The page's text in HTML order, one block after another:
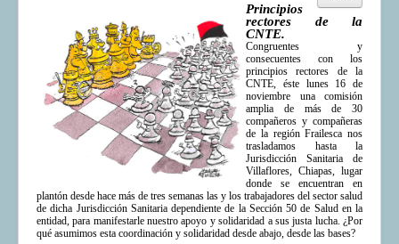
Principios
rectores de la
CNTE.
Congruentes y
consecuentes con los
principios rectores de la
CNTE, éste lunes 16 de
noviembre una comisión
amplia de más de 30
compañeros y compañeras
de la región Frailesca nos
trasladamos hasta la
Jurisdicción Sanitaria de
Villaflores, Chiapas, lugar
donde se encuentran en
plantón desde hace más de tres semanas las y los trabajadores del sector salud
de dicha Jurisdicción Sanitaria dependiente de la Sección 50 de Salud en la
entidad, para manifestarle nuestro apoyo y solidaridad a sus justa lucha. ¿Por
qué asumimos esta coordinación y solidaridad desde abajo, desde las bases?